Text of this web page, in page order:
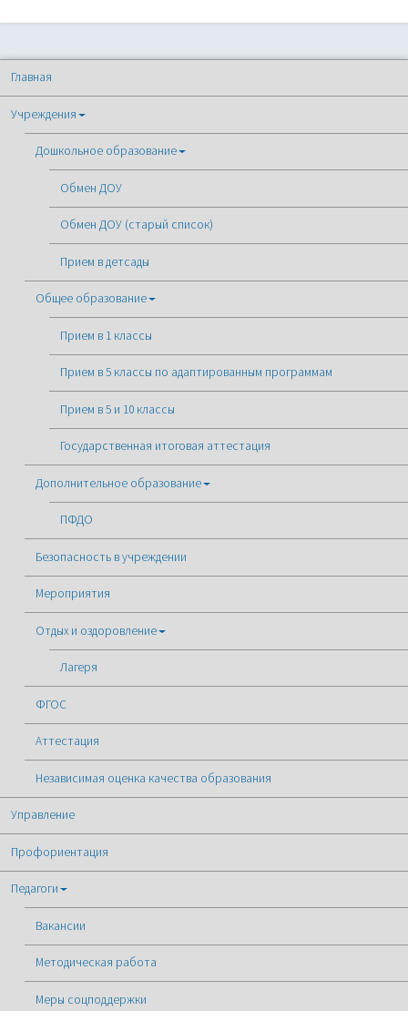
Главная
Учреждения
Дошкольное образование
Обмен ДОУ
Обмен ДОУ (старый список)
Прием в детсады
Общее образование
Прием в 1 классы
Прием в 5 классы по адаптированным программам
Прием в 5 и 10 классы
Государственная итоговая аттестация
Дополнительное образование
ПФДО
Безопасность в учреждении
Мероприятия
Отдых и оздоровление
Лагеря
ФГОС
Аттестация
Независимая оценка качества образования
Управление
Профориентация
Педагоги
Вакансии
Методическая работа
Меры соцподдержки